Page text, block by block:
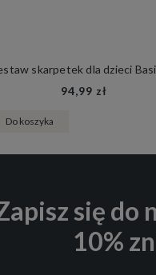
94,99 zł
Do koszyka
się do
10%